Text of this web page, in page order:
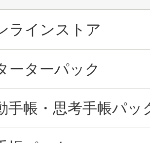
ラインストア
ーターパック
手帳・思考手帳パッ